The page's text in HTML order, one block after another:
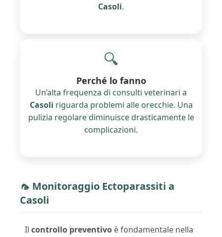
Casoli.
🔍
Perché lo fanno
Un’alta frequenza di consulti veterinari a
Casoli riguarda problemi alle orecchie. Una
pulizia regolare diminuisce drasticamente le
complicazioni.
🦟 Monitoraggio Ectoparassiti a
Casoli
Il controllo preventivo è fondamentale nella